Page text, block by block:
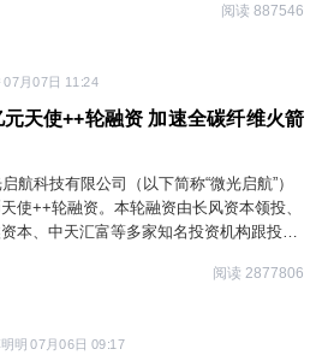
阅读 887546
07月07日 11:24
天使++轮融资 加速全碳纤维火箭
航科技有限公司（以下简称“微光启航”）
使++轮融资。本轮融资由长风资本领投、
本、中天汇富等多家知名投资机构跟投。
机的工程研制，3.8米级直径碳纤维贮箱及
阅读 2877806
明 07月06日 09:17